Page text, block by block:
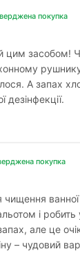
покупка
цим засобом!
А запах
дезінфекції.
покупка
ванної
і робить
але це
– чудовий